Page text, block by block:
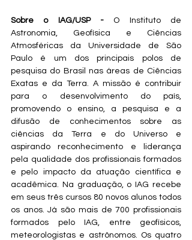
Sobre o IAG/USP - O Instituto de
Astronomia, Geofísica e Ciências
Atmosféricas da Universidade de São
Paulo é um dos principais polos de
pesquisa do Brasil nas áreas de Ciências
Exatas e da Terra. A missão é contribuir
para o desenvolvimento do país,
promovendo o ensino, a pesquisa e a
difusão de conhecimentos sobre as
ciências da Terra e do Universo e
aspirando reconhecimento e liderança
pela qualidade dos profissionais formados
e pelo impacto da atuação científica e
acadêmica. Na graduação, o IAG recebe
em seus três cursos 80 novos alunos todos
os anos. Já são mais de 700 profissionais
formados pelo IAG, entre geofísicos,
meteorologistas e astrônomos. Os quatro